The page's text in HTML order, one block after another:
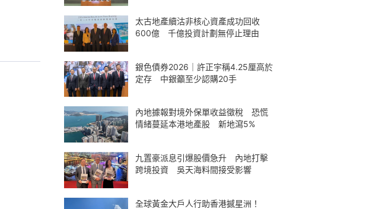
太古地產續沽非核心資產成功回收
600億 千億投資計劃無停止理由
銀色債券2026｜許正宇稱4.25厘高於
定存 中銀籲至少認購20手
內地據報對境外保單收益徵稅 恐慌
情緒蔓延本港地產股 新地瀉5%
九置豪派息引爆股價急升 內地打擊
跨境投資 吳天海料間接受影響
全球黃金大戶人行助香港撼星洲！